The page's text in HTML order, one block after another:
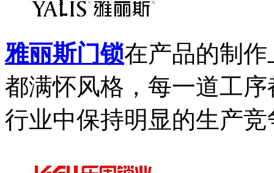
雅丽斯门锁在产品的制
都满怀风格，每一道工
行业中保持明显的生产竞